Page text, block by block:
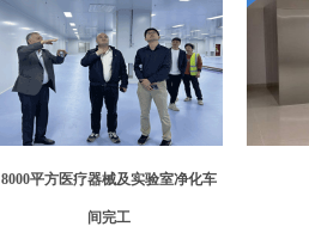
8000平方医疗器械及实验室净化车
间完工